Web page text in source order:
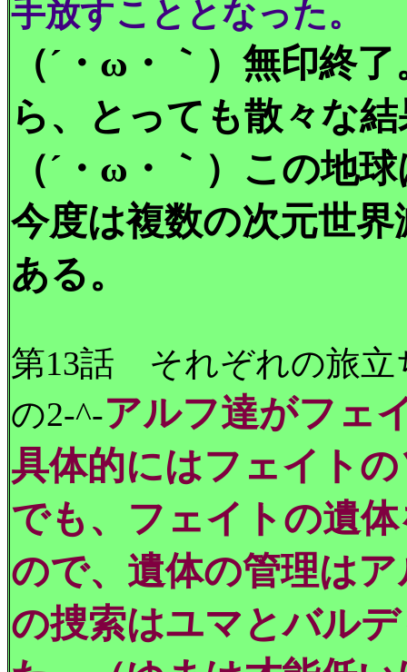
手放すこととなった。
（´・ω・｀）無印終
ら、とっても散々な
（´・ω・｀）この地
今度は複数の次元世
ある。
第13話 それぞれの旅
の2-^-アルフ達がフェ
具体的にはフェイト
でも、フェイトの遺
ので、遺体の管理は
の捜索はユマとバル